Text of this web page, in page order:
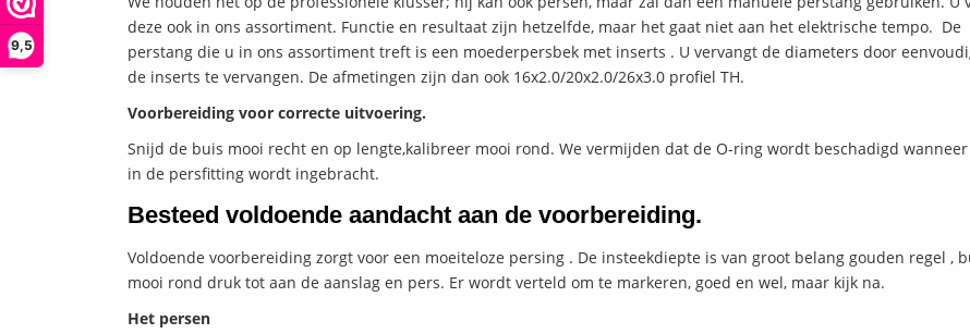
9,5
deze ook in ons assortiment. Functie en resultaat zijn hetzelfde, maar het gaat niet aan het elektrische tempo. De
perstang die u in ons assortiment treft is een moederpersbek met inserts . U vervangt de diameters door
de inserts te vervangen. De afmetingen zijn dan ook 16x2.0/20x2.0/26x3.0 profiel TH.
Voorbereiding voor correcte uitvoering.
Snijd de buis mooi recht en op lengte,kalibreer mooi rond. We vermijden dat de O-ring wordt beschadigd
in de persfitting wordt ingebracht.
Besteed voldoende aandacht aan de voorbereiding.
Voldoende voorbereiding zorgt voor een moeiteloze persing . De insteekdiepte is van groot belang gouden regel ,
mooi rond druk tot aan de aanslag en pers. Er wordt verteld om te markeren, goed en wel, maar kijk na.
Het persen